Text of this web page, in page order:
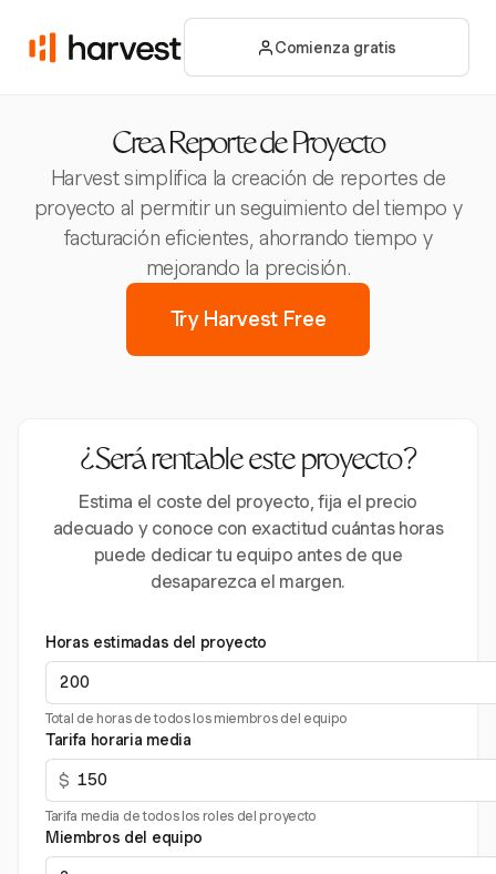
Comienza gratis
Crea Reporte de Proyecto
Harvest simplifica la creación de reportes de
proyecto al permitir un seguimiento del tiempo y
facturación eficientes, ahorrando tiempo y
mejorando la precisión.
Try Harvest Free
¿Será rentable este proyecto?
Estima el coste del proyecto, fija el precio
adecuado y conoce con exactitud cuántas horas
puede dedicar tu equipo antes de que
desaparezca el margen.
Horas estimadas del proyecto
Total de horas de todos los miembros del equipo
Tarifa horaria media
$
Tarifa media de todos los roles del proyecto
Miembros del equipo